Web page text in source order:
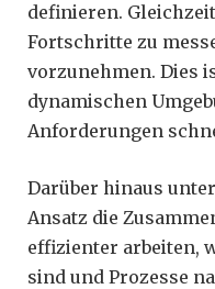
definieren.
Fortschritte zu
vorzunehmen. Dies
dynamischen
Anforderungen
Darüber hinaus
Ansatz die
effizienter arbeiten,
sind und Prozesse